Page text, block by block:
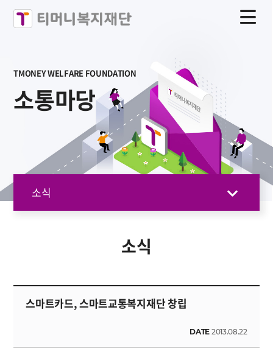
TMONEY WELFARE FOUNDATION
소통마당
소식
소식
스마트카드, 스마트교통복지재단 창립
DATE 2013.08.22